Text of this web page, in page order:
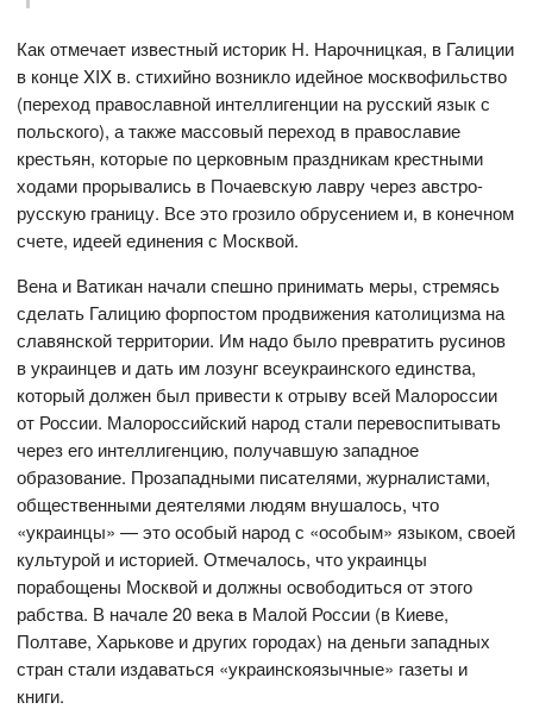
Как отмечает известный историк Н. Нарочницкая, в Галиции
в конце XIX в. стихийно возникло идейное москвофильство
(переход православной интеллигенции на русский язык с
польского), а также массовый переход в православие
крестьян, которые по церковным праздникам крестными
ходами прорывались в Почаевскую лавру через австро-
русскую границу. Все это грозило обрусением и, в конечном
счете, идеей единения с Москвой.
Вена и Ватикан начали спешно принимать меры, стремясь
сделать Галицию форпостом продвижения католицизма на
славянской территории. Им надо было превратить русинов
в украинцев и дать им лозунг всеукраинского единства,
который должен был привести к отрыву всей Малороссии
от России. Малороссийский народ стали перевоспитывать
через его интеллигенцию, получавшую западное
образование. Прозападными писателями, журналистами,
общественными деятелями людям внушалось, что
«украинцы» — это особый народ с «особым» языком, своей
культурой и историей. Отмечалось, что украинцы
порабощены Москвой и должны освободиться от этого
рабства. В начале 20 века в Малой России (в Киеве,
Полтаве, Харькове и других городах) на деньги западных
стран стали издаваться «украинскоязычные» газеты и
книги.